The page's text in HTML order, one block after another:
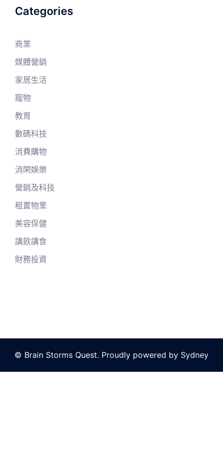
Categories
商業
媒體營銷
家居生活
寵物
教育
數碼科技
消費購物
消閑娛樂
營銷及科技
租置物業
美容保健
講飲講食
財務投資
© Brain Storms Quest. Proudly powered by Sydney